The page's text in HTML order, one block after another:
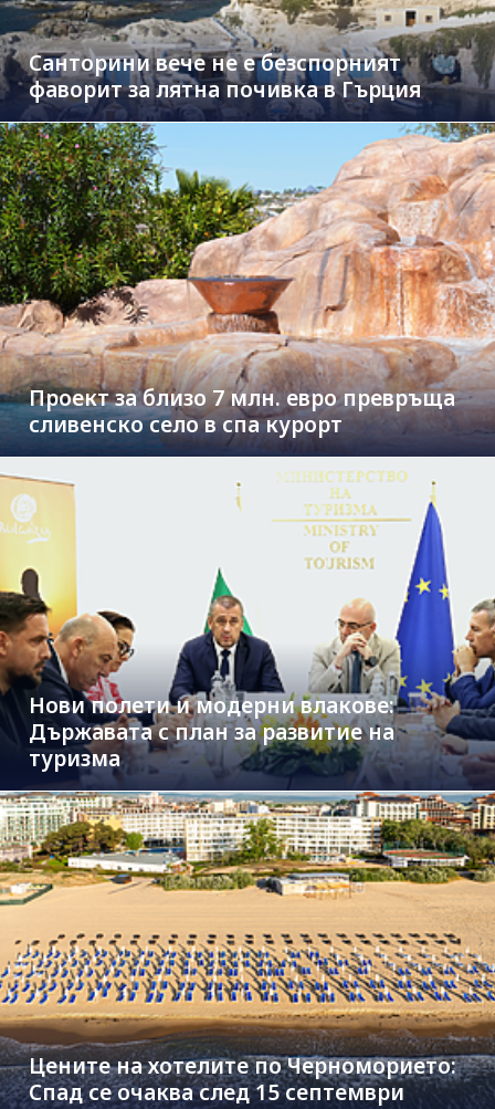
Санторини вече не е безспорният
фаворит за лятна почивка в Гърция
Проект за близо 7 млн. евро превръща
сливенско село в спа курорт
Нови полети и модерни влакове:
Държавата с план за развитие на
туризма
Цените на хотелите по Черноморието:
Спад се очаква след 15 септември